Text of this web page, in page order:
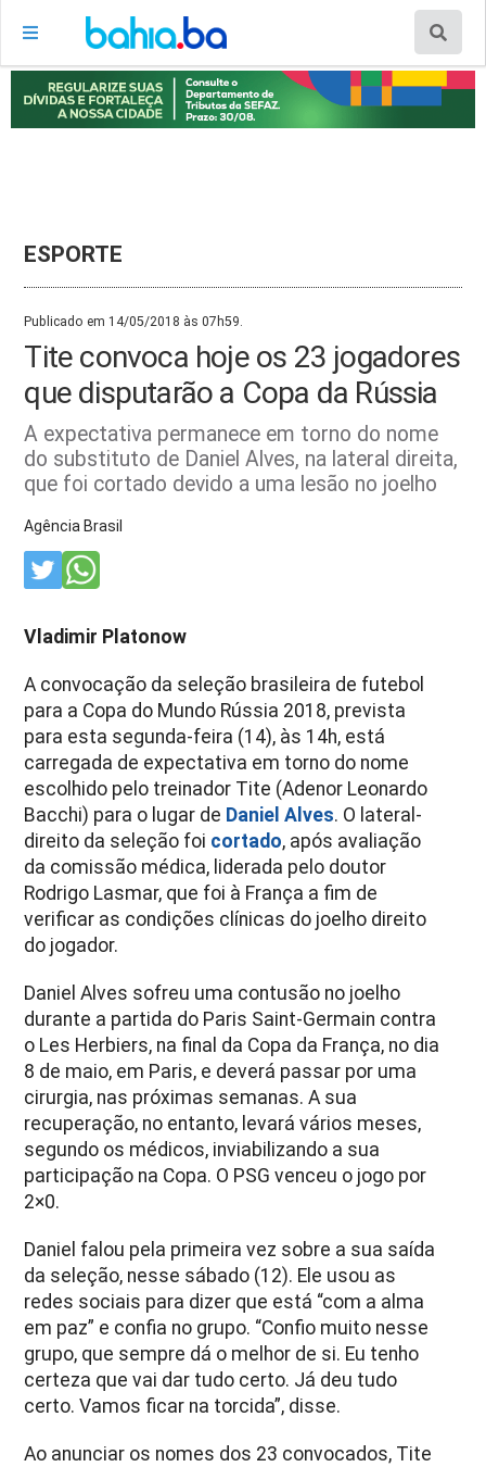
ESPORTE
Publicado em 14/05/2018 às 07h59.
Tite convoca hoje os 23 jogadores
que disputarão a Copa da Rússia
A expectativa permanece em torno do nome
do substituto de Daniel Alves, na lateral direita,
que foi cortado devido a uma lesão no joelho
Agência Brasil
Vladimir Platonow
A convocação da seleção brasileira de futebol
para a Copa do Mundo Rússia 2018, prevista
para esta segunda-feira (14), às 14h, está
carregada de expectativa em torno do nome
escolhido pelo treinador Tite (Adenor Leonardo
Bacchi) para o lugar de Daniel Alves. O lateral-
direito da seleção foi cortado, após avaliação
da comissão médica, liderada pelo doutor
Rodrigo Lasmar, que foi à França a fim de
verificar as condições clínicas do joelho direito
do jogador.
Daniel Alves sofreu uma contusão no joelho
durante a partida do Paris Saint-Germain contra
o Les Herbiers, na final da Copa da França, no dia
8 de maio, em Paris, e deverá passar por uma
cirurgia, nas próximas semanas. A sua
recuperação, no entanto, levará vários meses,
segundo os médicos, inviabilizando a sua
participação na Copa. O PSG venceu o jogo por
2×0.
Daniel falou pela primeira vez sobre a sua saída
da seleção, nesse sábado (12). Ele usou as
redes sociais para dizer que está “com a alma
em paz” e confia no grupo. “Confio muito nesse
grupo, que sempre dá o melhor de si. Eu tenho
certeza que vai dar tudo certo. Já deu tudo
certo. Vamos ficar na torcida”, disse.
Ao anunciar os nomes dos 23 convocados, Tite